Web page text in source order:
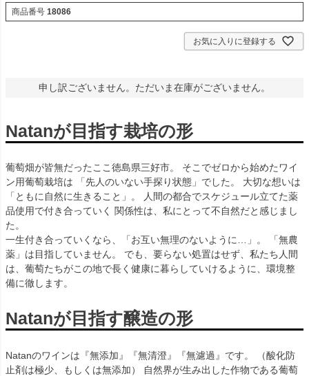
商品番号 18086
お気に入りに登録する
申し訳ございません。ただいま在庫がございません。
Natanが目指す栽培の形
葡萄畑が皆無だったここ徳島県三好市。 そこでゼロから始めたワイ
ン用葡萄栽培は 「先人のいない手探り状態」でした。 大切な想いは
「ともに自然に生きること」。 人間の都合でスケジュール立てた薬
品使用で付き合っていく 関係性は、私にとって不自然だと感じまし
た。
一生付き合っていくなら、「お互い無理のないように…」。 「無農
薬」は目指していません。 でも、要らない処置はせず、私たち人間
は、葡萄たちがこの地で長く健康に暮らしていけるように、環境整
備に徹します。
Natanが目指す醸造の形
Natanのワインは『無添加』『無清澄』『無濾過』です。 （酸化防
止剤は極少、もしくは無添加） 自然界が生み出した作物である葡萄